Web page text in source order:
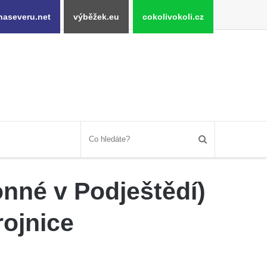
výběžek.eu cokolivokoli.cz
v Podještědí)